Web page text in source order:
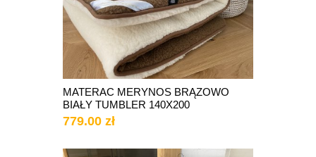
MATERAC MERYNOS BRĄZOWO
BIAŁY TUMBLER 140X200
779.00 zł